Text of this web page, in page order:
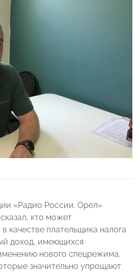
«Радио России. Орел»
кто может
качестве плательщика налога
доход, имеющихся
нового спецрежима,
значительно упрощают